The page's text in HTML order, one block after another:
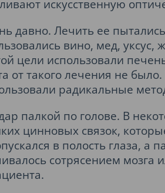
искусственную
давно. Лечить ее
вино, мед, уксус,
цели использовали
от такого лечения не
радикальные
палкой по голове. В
цинновых связок,
в полость глаза, а
сотрясением мозга